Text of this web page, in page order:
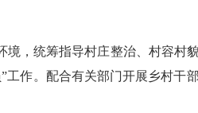
，统筹指导村庄整治、村容村
作。配合有关部门开展乡村干